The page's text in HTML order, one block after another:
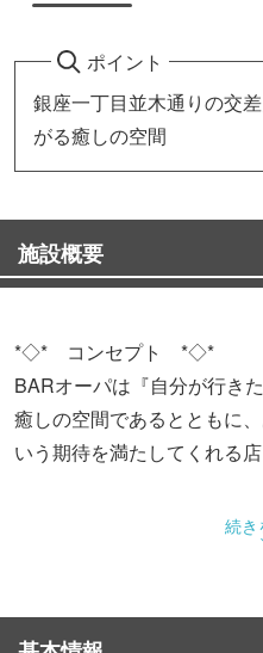
ポイント
銀座一丁目並木通りの交
がる癒しの空間
施設概要
*◇* コンセプト *◇*
BARオーパは『自分が行き
癒しの空間であるとともに
いう期待を満たしてくれる店
続き